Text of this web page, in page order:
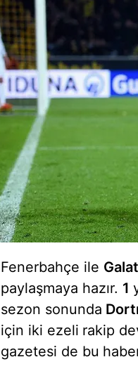
Fenerbahçe ile
paylaşmaya hazır. 1
sezon sonunda
için iki ezeli rakip
gazetesi de bu